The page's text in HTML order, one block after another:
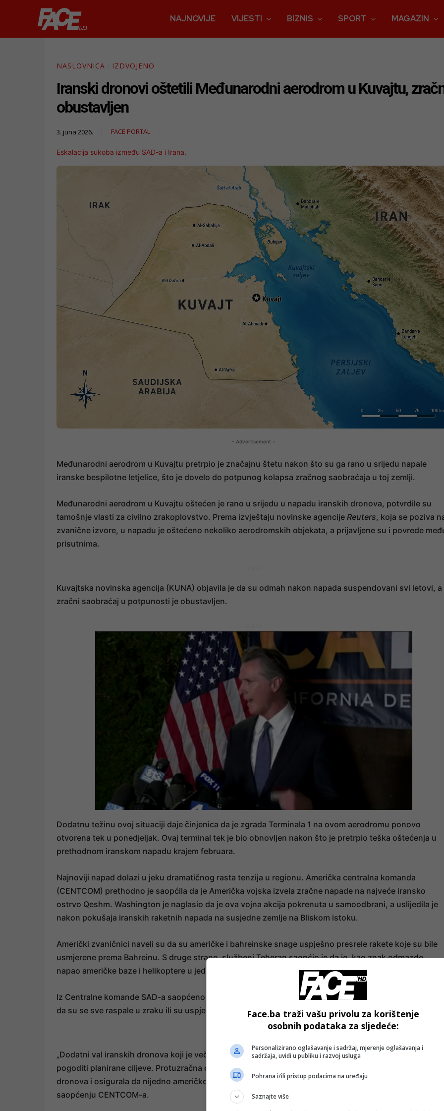
NAJNOVIJE VIJESTI BIZNIS SPORT MAGAZIN
NASLOVNICA IZDVOJENO
Iranski dronovi oštetili Međunarodni aerodrom u Kuvajtu,
obustavljen
3. juna 2026. FACE PORTAL
Eskalacija sukoba između SAD-a i Irana.
- Advertisement -
Međunarodni aerodrom u Kuvajtu pretrpio je značajnu štetu nakon što su ga rano u srijedu napale
iranske bespilotne letjelice, što je dovelo do potpunog kolapsa zračnog saobraćaja u toj zemlji.
Međunarodni aerodrom u Kuvajtu oštećen je rano u srijedu u napadu iranskih dronova, potvrdile su
tamošnje vlasti za civilno zrakoplovstvo. Prema izvještaju novinske agencije Reuters, koja se poziva
zvanične izvore, u napadu je oštećeno nekoliko aerodromskih objekata, a prijavljene su i povrede
prisutnima.
Kuvajtska novinska agencija (KUNA) objavila je da su odmah nakon napada suspendovani svi letovi, a
zračni saobraćaj u potpunosti je obustavljen.
Dodatnu težinu ovoj situaciji daje činjenica da je zgrada Terminala 1 na ovom aerodromu ponovo
otvorena tek u ponedjeljak. Ovaj terminal tek je bio obnovljen nakon što je pretrpio teška oštećenja u
prethodnom iranskom napadu krajem februara.
Najnoviji napad dolazi u jeku dramatičnog rasta tenzija u regionu. Američka centralna komanda
(CENTCOM) prethodno je saopćila da je Američka vojska izvela zračne napade na najveće iransko
ostrvo Qeshm. Washington je naglasio da je ova vojna akcija pokrenuta u samoodbrani, a uslijedila je
nakon pokušaja iranskih raketnih napada na susjedne zemlje na Bliskom istoku.
Američki zvaničnici naveli su da su američke i bahreinske snage uspješno presrele rakete koje su bile
usmjerene prema Bahreinu. S druge strane, službeni Teheran saopćio je da je, kao znak odmazde,
napao američke baze i helikoptere u jednoj „regionalnoj zemlji“, koristeći projektile i dronove.
Iz Centralne komande SAD-a saopćeno je da je Teheran ispalio dvije rakete na Kuvajt i tri na Bahrein, ali
da su se sve raspale u zraku ili su uspješno presretnute.
„Dodatni val iranskih dronova koji je večeras pokušao napasti američke snage u Kuvajtu nije uspio
pogoditi planirane ciljeve. Protuzračna odbrana Centralne komande SAD-a uspješno je oborila više
dronova i osigurala da nijedno američko osoblje niti imovina ne budu oštećeni“, navedeno je u ranijem
saopćenju CENTCOM-a.
Face.ba traži vašu privolu za korištenje
osobnih podataka za sljedeće:
Personalizirano oglašavanje i sadržaj, mjerenje oglašavanja i
sadržaja, uvidi u publiku i razvoj usluga
Pohrana i/ili pristup podacima na uređaju
Saznajte više